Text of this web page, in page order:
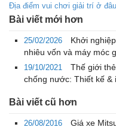
Địa điểm vui chơi giải trí ở đâu
Bài viết mới hơn
25/02/2026
Khởi
nhiêu vốn và máy móc
19/10/2021
Thế giới
chống nước: Thiết kế &
Bài viết cũ hơn
26/08/2016 Giá xe